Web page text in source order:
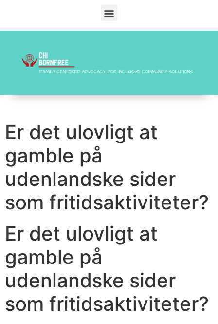
Er det ulovligt at
gamble på
udenlandske sider
som fritidsaktiviteter?
Er det ulovligt at
gamble på
udenlandske sider
som fritidsaktiviteter?